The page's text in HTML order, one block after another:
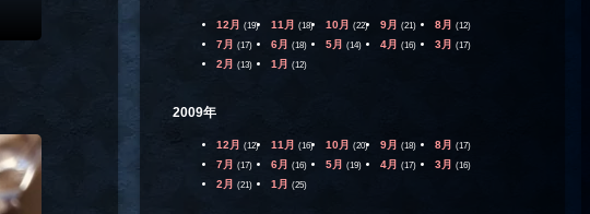
12月 (19) 11月 (18) 10月 (22) 9月 (21) 8月 (12)
7月 (17) 6月 (18) 5月 (14) 4月 (16) 3月 (17)
2月 (13) 1月 (12)
2009年
12月 (12) 11月 (16) 10月 (20) 9月 (18) 8月 (17)
7月 (17) 6月 (16) 5月 (19) 4月 (17) 3月 (16)
2月 (21) 1月 (25)